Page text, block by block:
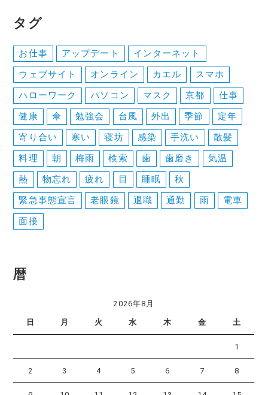
ゲ
シ
ョ
ン
タグ
お仕事 アップデート
インターネット
ウェブサイト
オンライン カエル
スマホ
ハローワーク
パソコン マスク 京都
仕事
健康
傘 勉強会 台風 外出 季節
定年
寄り合い
寒い 寝坊 感染 手洗い
散髪
料理
朝 梅雨 検索 歯 歯磨き
気温
熱
物忘れ 疲れ 目 睡眠
秋
緊急事態宣言
老眼鏡 退職 通勤 雨
電車
面接
暦
2026年8月
日 月 火 水 木 金 土
1
2 3 4 5 6 7 8